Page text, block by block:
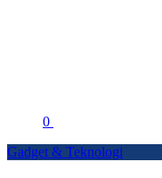
0
Gadget & Teknologi